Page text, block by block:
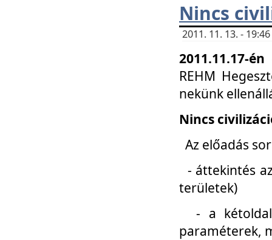
Nincs
2011. 11. 13. -
2011.11.17-
REHM
nekünk
Nincs
Az előadás
- áttekintés
területek)
- a kétoldali
paraméterek,